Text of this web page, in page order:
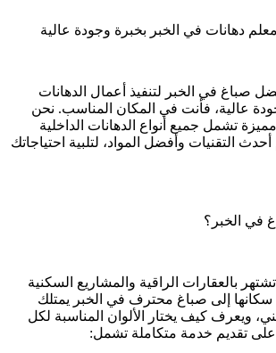
دهانات في الخبر بخبرة وجودة عالية
صباغ في الخبر لتنفيذ أعمال الدهانات
عالية، فأنت في المكان المناسب. نحن
تشمل جميع أنواع الدهانات الداخلية
التقنيات وأفضل المواد، لتلبية احتياجاتك
في الخبر؟
بالعقارات الراقية والمشاريع السكنية
سكانها إلى صباغ محترف في الخبر يمتلك
ويعرف كيف يختار الألوان المناسبة لكل
تقديم خدمة متكاملة تشمل: